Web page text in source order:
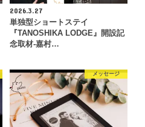
2026.3.27
単独型ショートステイ
『TANOSHIKA LODGE』開設記
念取材-嘉村…
メッセージ